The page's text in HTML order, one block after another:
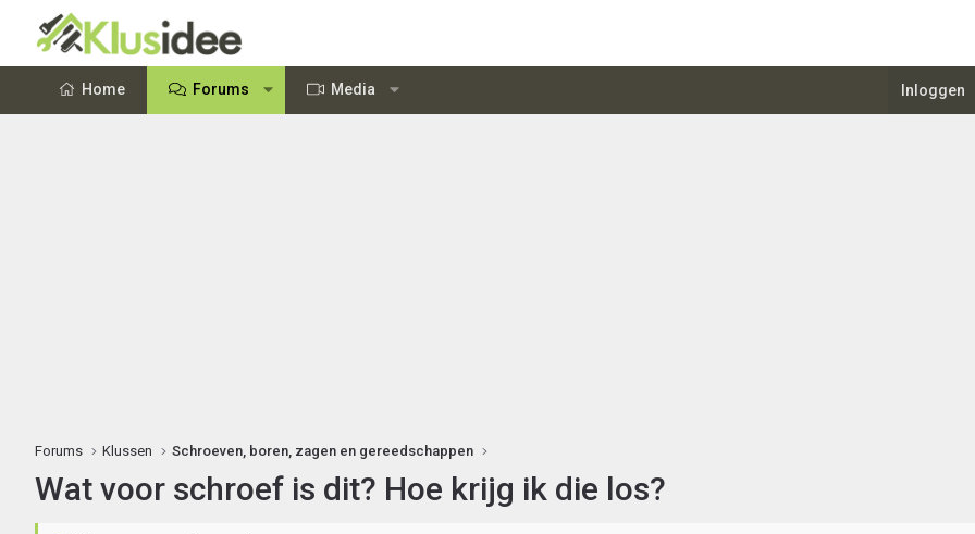
Home Forums Media Inloggen
Forums Klussen Schroeven, boren, zagen en gereedschappen
Wat voor schroef is dit? Hoe krijg ik die los?